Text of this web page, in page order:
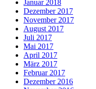
Januar 2018
Dezember 2017
November 2017
August 2017
Juli 2017
Mai 2017
April 2017
März 2017
Februar 2017
Dezember 2016